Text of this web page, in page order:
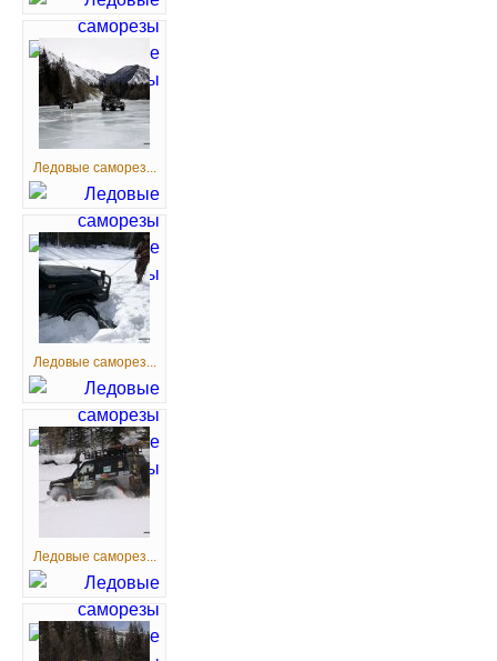
Ледовые саморез...
Ледовые саморез...
Ледовые саморез...